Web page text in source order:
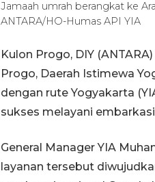
Jamaah umrah berangkat ke
ANTARA/HO-Humas API YIA
Kulon Progo, DIY
Progo, Daerah Istimewa
dengan rute Yogyakarta
sukses melayani
General Manager YIA
layanan tersebut